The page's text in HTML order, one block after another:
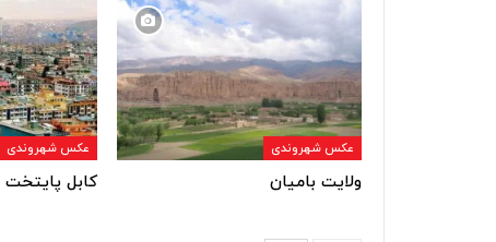
عکس شهروندی
ولایت بامیان
عکس شهروندی
کابل پایتخت